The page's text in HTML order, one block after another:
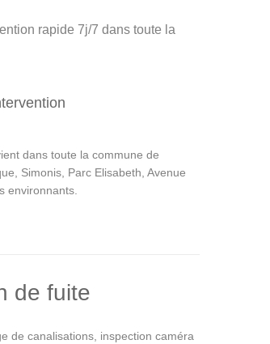
rapide 7j/7 dans toute la
dans toute la commune de
Simonis, Parc Elisabeth, Avenue
environnants.
de fuite
de canalisations, inspection caméra